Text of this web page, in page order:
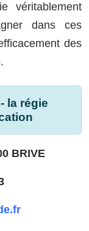
véritablement
dans ces
des
la régie
BRIVE